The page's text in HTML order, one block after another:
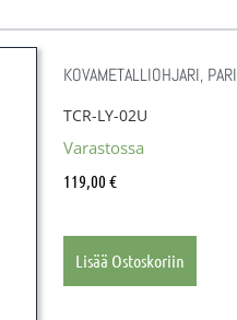
KOVAMETALLIOHJARI, PARI
TCR-LY-02U
Varastossa
119,00 €
Lisää Ostoskoriin